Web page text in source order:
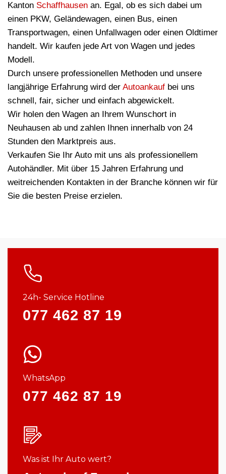
Kanton Schaffhausen an. Egal, ob es sich dabei um
einen PKW, Geländewagen, einen Bus, einen
Transportwagen, einen Unfallwagen oder einen Oldtimer
handelt. Wir kaufen jede Art von Wagen und jedes
Modell.
Durch unsere professionellen Methoden und unsere
langjährige Erfahrung wird der Autoankauf bei uns
schnell, fair, sicher und einfach abgewickelt.
Wir holen den Wagen an Ihrem Wunschort in
Neuhausen ab und zahlen Ihnen innerhalb von 24
Stunden den Marktpreis aus.
Verkaufen Sie Ihr Auto mit uns als professionellem
Autohändler. Mit über 15 Jahren Erfahrung und
weitreichenden Kontakten in der Branche können wir für
Sie die besten Preise erzielen.
24h- Service Hotline
077 462 87 19
WhatsApp
077 462 87 19
Was ist Ihr Auto wert?